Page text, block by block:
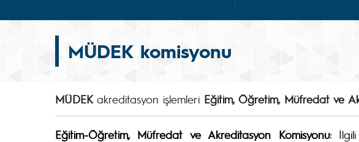
MÜDEK komisyonu
MÜDEK akreditasyon işlemleri Eğitim, Öğretim, Müfredat ve
Eğitim-Öğretim, Müfredat ve Akreditasyon Komisyonu: